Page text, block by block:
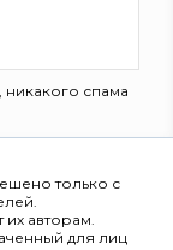
спама
только с
их авторам.
для лиц